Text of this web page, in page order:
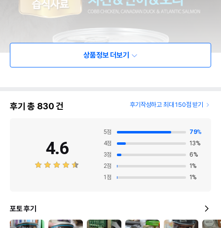
상품정보 더보기
후기 총 830건 후기작성하고 최대 150점 받기
4.6
5점 79%
4점 13%
3점 6%
2점 1 %
1 점 1 %
포토 후기